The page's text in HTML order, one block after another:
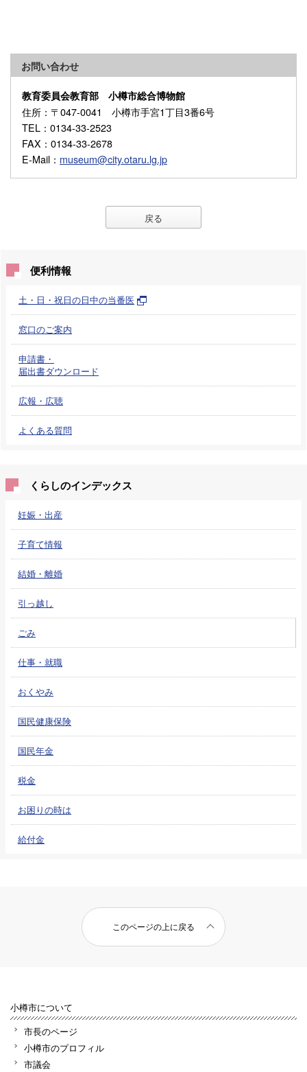
お問い合わせ
教育委員会教育部 小樽市総合博物館
住所 ：〒047-0041 小樽市手宮1丁目3番6号
TEL ：0134-33-2523
FAX ：0134-33-2678
E-Mail ： museum@city.otaru.lg.jp
戻る
便利情報
土・日・祝日の日中の当番医
窓口のご案内
申請書・
届出書ダウンロード
広報・広聴
よくある質問
くらしのインデックス
妊娠・出産
子育て情報
結婚・離婚
引っ越し
ごみ
仕事・就職
おくやみ
国民健康保険
国民年金
税金
お困りの時は
給付金
このページの上に戻る
小樽市について
市長のページ
小樽市のプロフィル
市議会